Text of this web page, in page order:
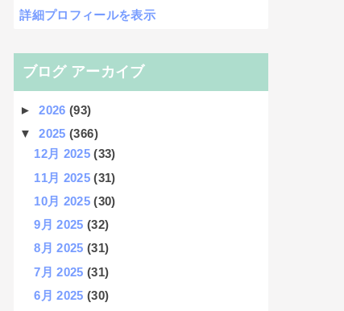
詳細プロフィールを表示
ブログ アーカイブ
►2026(93)
▼2025(366)
12月 2025(33)
11月 2025(31)
10月 2025(30)
9月 2025(32)
8月 2025(31)
7月 2025(31)
6月 2025(30)